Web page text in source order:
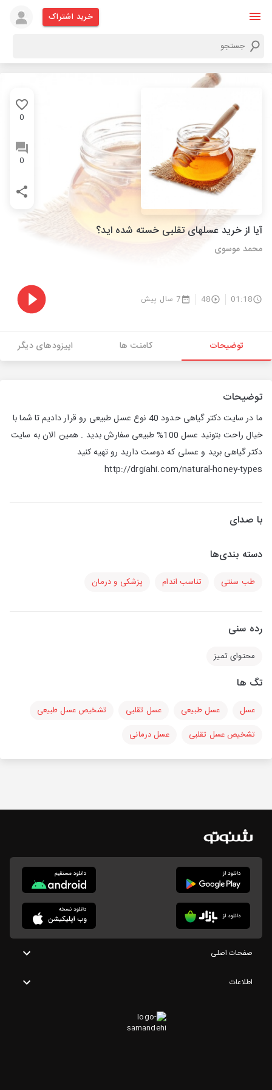
خرید اشتراک
0
0
آیا از خرید عسلهای تقلبی خسته شده اید؟
محمد موسوی
01:18
48 7 سال پیش
توضیحات کامنت ها اپیزودهای دیگر
توضیحات
ما در سایت دکتر گیاهی حدود 40 نوع عسل طبیعی رو قرار دادیم تا شما با
خیال راحت بتونید ‏عسل 100% طبیعی سفارش بدید . همین الان به سایت
دکتر گیاهی برید و عسلی که دوست ‏دارید رو تهیه کنید
http://drgiahi.com/natural-honey-types
با صدای
دسته بندی‌ها
طب سنتی تناسب اندام پزشکی و درمان
رده سنی
محتوای تمیز
تگ ها
عسل عسل طبیعی عسل تقلبی
تشخیص عسل طبیعی
تشخیص عسل تقلبی
عسل درمانی
صفحات اصلی
اطلاعات